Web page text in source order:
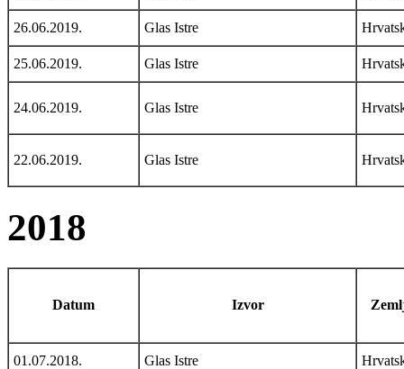
26.06.2019. Glas Istre
25.06.2019. Glas Istre
24.06.2019. Glas Istre
22.06.2019. Glas Istre
2018
Datum Izvor
01.07.2018. Glas Istre